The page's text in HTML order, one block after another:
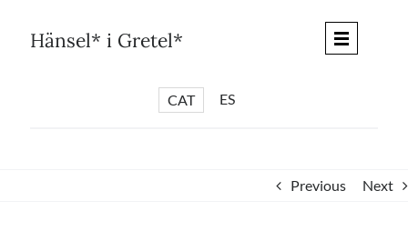
content
Hänsel* i Gretel*
CAT ES
Previous Next